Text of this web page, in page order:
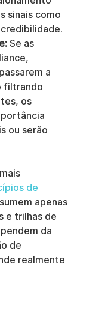
sinais como
Se as
a
filtrando
os
ou serão
de
apenas
e trilhas de
da
de
realmente